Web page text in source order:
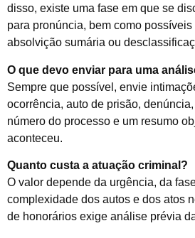
disso, existe uma fase em que se
para pronúncia, bem como
absolvição sumária ou
O que devo enviar para uma
Sempre que possível, envie
ocorrência, auto de prisão,
número do processo e um resumo
aconteceu.
Quanto custa a atuação criminal?
O valor depende da urgência, da
complexidade dos autos e dos atos
de honorários exige análise prévia